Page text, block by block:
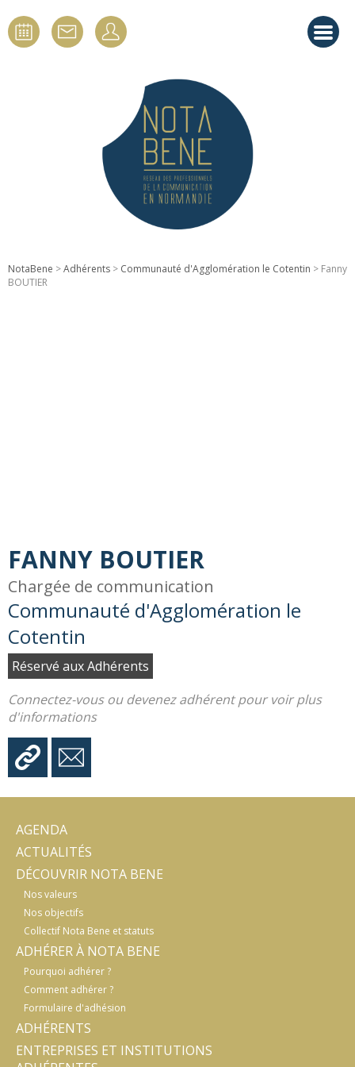
NotaBene >Adhérents > Communauté d'Agglomération le Cotentin > Fanny
BOUTIER
FANNY BOUTIER
Chargée de communication
Communauté d'Agglomération le
Cotentin
Réservé aux Adhérents
Connectez-vous ou devenez adhérent pour voir plus
d'informations
AGENDA
ACTUALITÉS
DÉCOUVRIR NOTA BENE
Nos valeurs
Nos objectifs
Collectif Nota Bene et statuts
ADHÉRER À NOTA BENE
Pourquoi adhérer ?
Comment adhérer ?
Formulaire d'adhésion
ADHÉRENTS
ENTREPRISES ET INSTITUTIONS